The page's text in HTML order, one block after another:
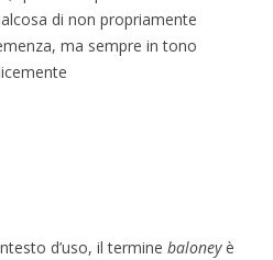
di non propriamente
ma sempre in tono
d’uso, il termine baloneyè